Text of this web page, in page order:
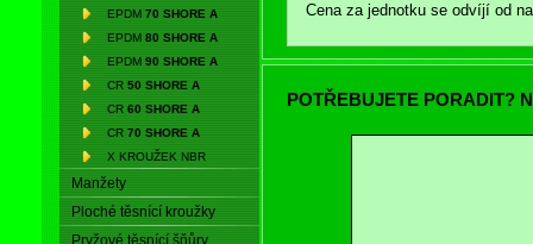
EPDM 70 SHORE A
EPDM 80 SHORE A
EPDM 90 SHORE A
CR 50 SHORE A
CR 60 SHORE A
CR 70 SHORE A
X KROUŽEK NBR
Manžety
Ploché těsnící kroužky
Pryžové těsnící šňůry
Cena za jednotku se odvíjí od
POTŘEBUJETE PORADIT?